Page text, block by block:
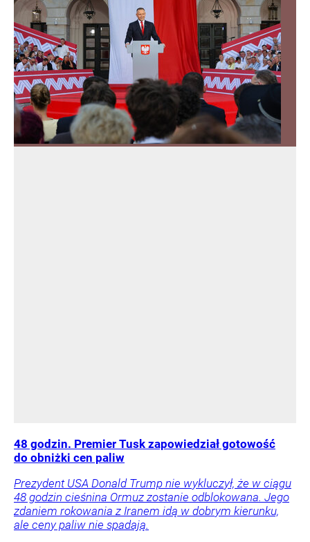
48 godzin. Premier Tusk zapowiedział gotowość
do obniżki cen paliw
Prezydent USA Donald Trump nie wykluczył, że w ciągu
48 godzin cieśnina Ormuz zostanie odblokowana. Jego
zdaniem rokowania z Iranem idą w dobrym kierunku,
ale ceny paliw nie spadają.